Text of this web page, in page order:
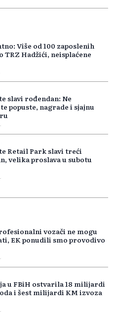
Više od 100 zaposlenih
TRZ Hadžići, neisplaćene
slavi rođendan: Ne
popuste, nagrade i sjajnu
Retail Park slavi treći
velika proslava u subotu
vozači ne mogu
EK ponudili smo provodivo
u FBiH ostvarila 18 milijardi
i šest milijardi KM izvoza